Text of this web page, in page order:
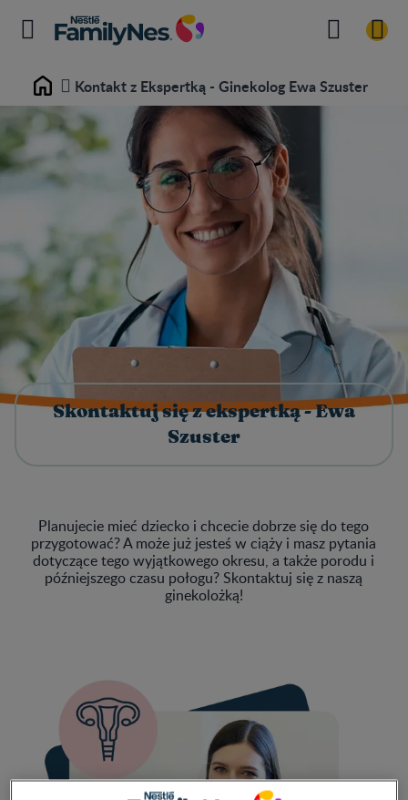
Home Kontakt z Ekspertką - Ginekolog Ewa Szuster
Skontaktuj się z ekspertką - Ewa
Szuster
Planujecie mieć dziecko i chcecie dobrze się do tego
przygotować? A może już jesteś w ciąży i masz pytania
dotyczące tego wyjątkowego okresu, a także porodu i
późniejszego czasu połogu? Skontaktuj się z naszą
ginekolożką!